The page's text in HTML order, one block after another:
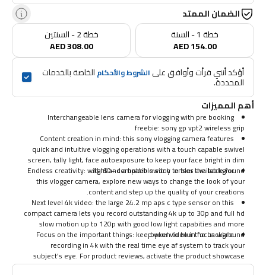
الضمان الممتد
خطة 1 - السنة
AED 154.00
خطة 2 - السنتين
AED 308.00
أؤكد أنني قرأت وأوافق على الشروط والأحكام
المحددة.
أهم المميزات
Interchangeable lens camera for vlogging with pre booking
freebie: sony gp vpt2 wireless grip
Content creation in mind: this sony vlogging camera features
quick and intuitive vlogging operations with a touch capable swivel
screen, tally light, face autoexposure to keep your face bright in dim
light and a bokeh switch to blur the background.
Endless creativity: with 60+ compatible sony lenses available for
this vlogger camera, explore new ways to change the look of your
content and step up the quality of your creations.
Next level 4k video: the large 24.2 mp aps c type sensor on this
compact camera lets you record outstanding 4k up to 30p and full hd
slow motion up to 120p with good low light capabities and more
bokeh to blur the background.
Focus on the important things: keep your video in focus while
recording in 4k with the real time eye af system to track your
subject's eye. For product reviews, activate the product showcase
mode for quick and accurate transition when showing objects at the